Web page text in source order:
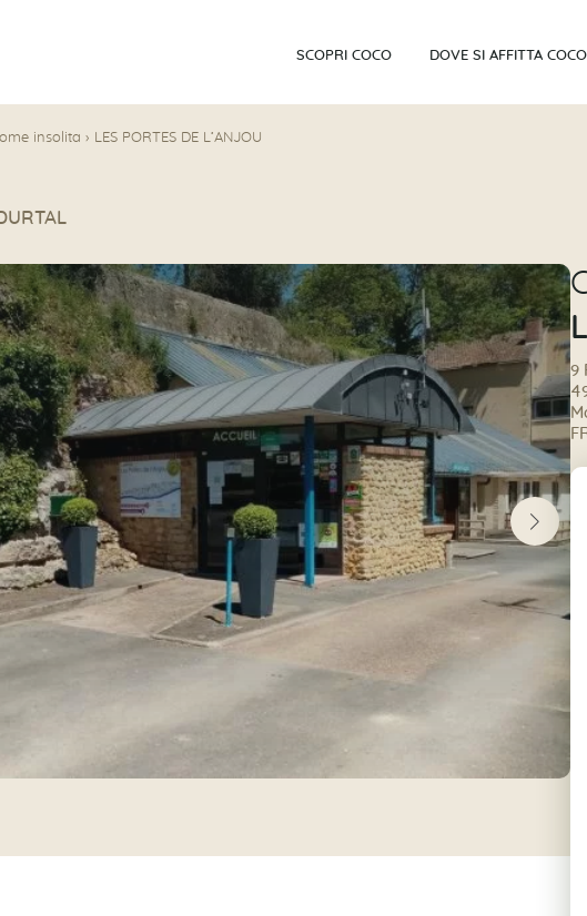
SCOPRI COCO DOVE SI AFFITTA
insolita › LES PORTES DE L’ANJOU
9